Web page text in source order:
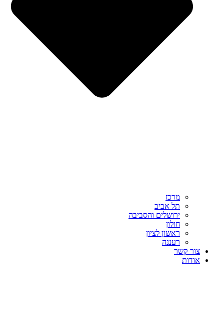
מרכז
תל אביב
ירושלים והסביבה
חולון
ראשון לציון
רעננה
צור קשר
אודות